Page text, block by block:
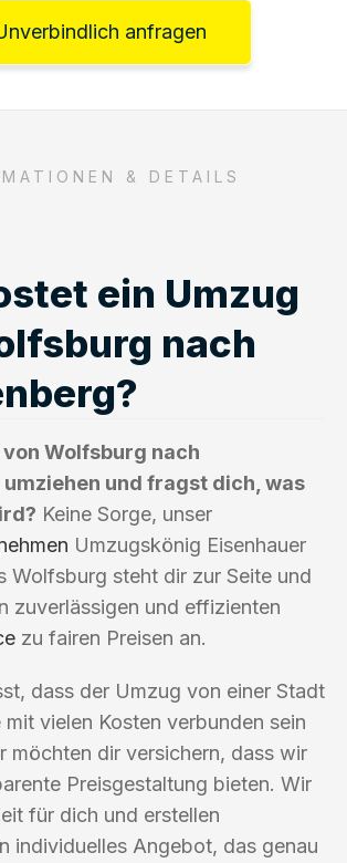
anfragen
& DETAILS
ein Umzug
nach
Wolfsburg nach
und fragst dich, was
Keine Sorge, unser
Umzugskönig Eisenhauer
Wolfsburg steht dir zur Seite und
zuverlässigen und effizienten
zu fairen Preisen an.
dass der Umzug von einer Stadt
mit vielen Kosten verbunden sein
möchten dir versichern, dass wir
Preisgestaltung bieten. Wir
für dich und erstellen
individuelles Angebot, das genau